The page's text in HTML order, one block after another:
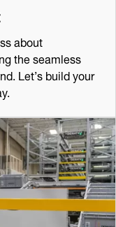
about
the seamless
Let’s build your